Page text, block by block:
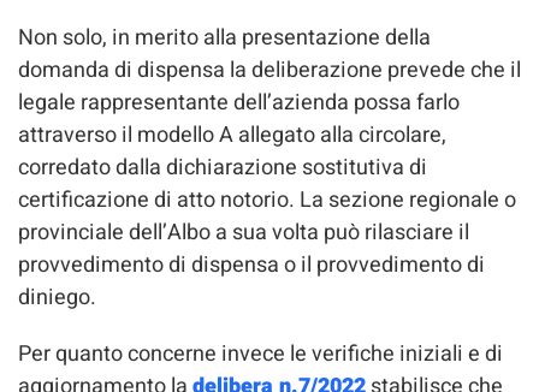
Non solo, in merito alla presentazione della
domanda di dispensa la deliberazione prevede che il
legale rappresentante dell’azienda possa farlo
attraverso il modello A allegato alla circolare,
corredato dalla dichiarazione sostitutiva di
certificazione di atto notorio. La sezione regionale o
provinciale dell’Albo a sua volta può rilasciare il
provvedimento di dispensa o il provvedimento di
diniego.
Per quanto concerne invece le verifiche iniziali e di